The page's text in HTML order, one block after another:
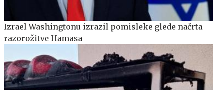
Izrael Washingtonu izrazil pomisleke glede načrta
razorožitve Hamasa